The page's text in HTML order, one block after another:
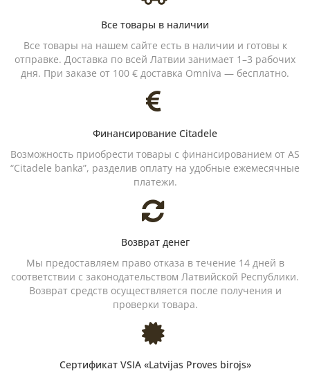
Все товары в наличии
Все товары на нашем сайте есть в наличии и готовы к
отправке. Доставка по всей Латвии занимает 1–3 рабочих
дня. При заказе от 100 € доставка Omniva — бесплатно.
Финансирование Citadele
Возможность приобрести товары с финансированием от AS
“Citadele banka”, разделив оплату на удобные ежемесячные
платежи.
Возврат денег
Мы предоставляем право отказа в течение 14 дней в
соответствии с законодательством Латвийской Республики.
Возврат средств осуществляется после получения и
проверки товара.
Сертификат VSIA «Latvijas Proves birojs»